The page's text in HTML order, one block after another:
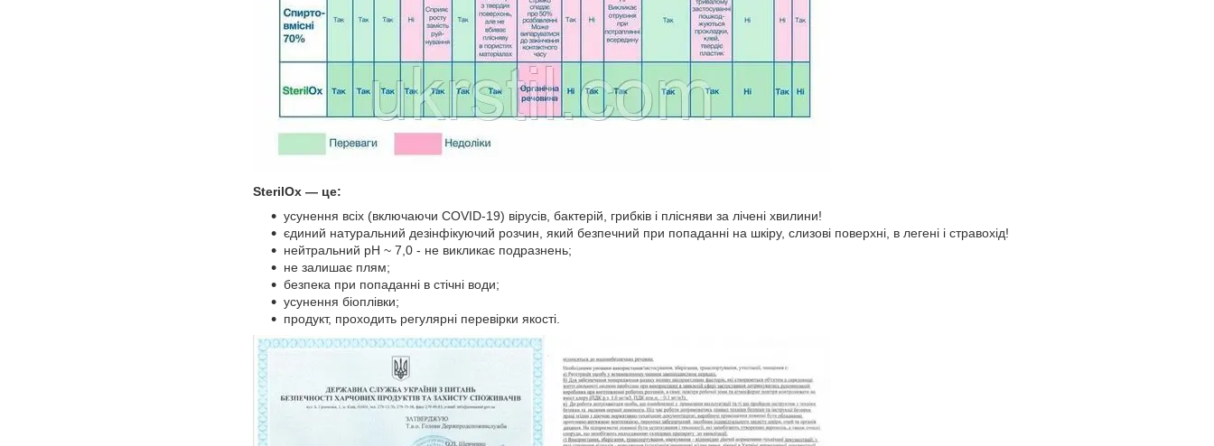
SterilOx — це:
усунення всіх (включаючи COVID-19) вірусів, бактерій, грибків і плісняви за лічені хвилини!
єдиний натуральний дезінфікуючий розчин, який безпечний при попаданні на шкіру, слизові поверхні, в легені і стравохід!
нейтральний pH ~ 7,0 - не викликає подразнень;
не залишає плям;
безпека при попаданні в стічні води;
усунення біоплівки;
продукт, проходить регулярні перевірки якості.